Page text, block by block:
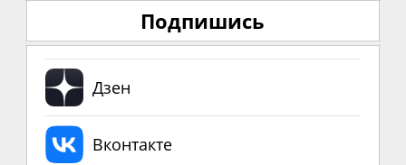
Подпишись
Дзен
Вконтакте